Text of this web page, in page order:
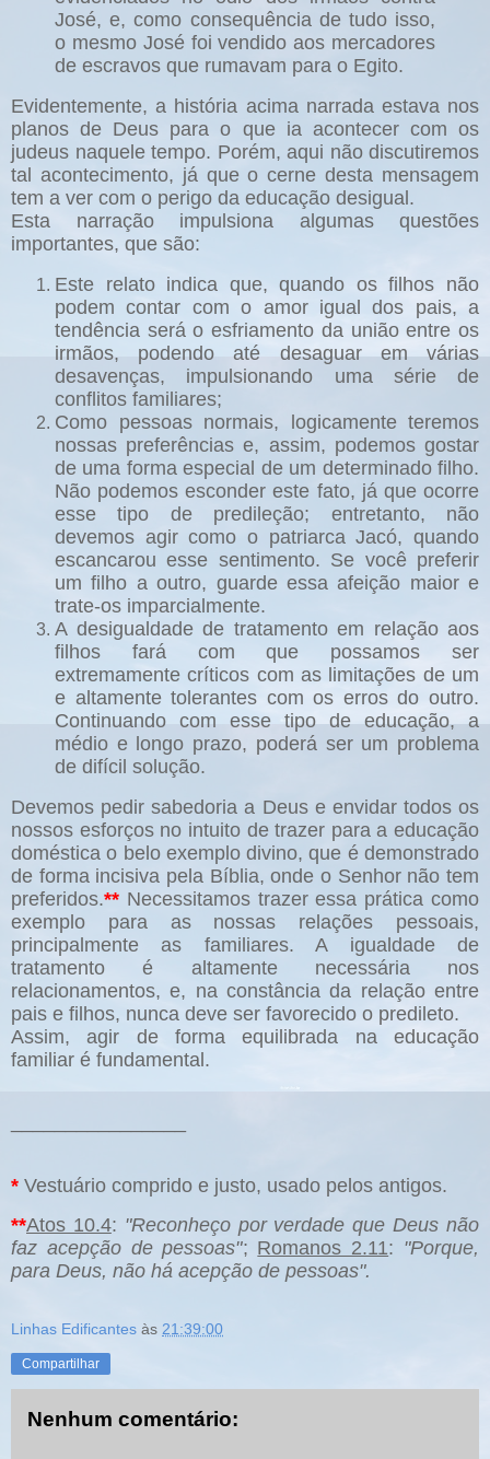
José, e, como consequência de tudo isso,
o mesmo José foi vendido aos mercadores
de escravos que rumavam para o Egito.
Evidentemente, a história acima narrada estava nos
planos de Deus para o que ia acontecer com os
judeus naquele tempo. Porém, aqui não discutiremos
tal acontecimento, já que o cerne desta mensagem
tem a ver com o perigo da educação desigual.
Esta narração impulsiona algumas questões
importantes, que são:
Este relato indica que, quando os filhos não
podem contar com o amor igual dos pais, a
tendência será o esfriamento da união entre os
irmãos, podendo até desaguar em várias
desavenças, impulsionando uma série de
conflitos familiares;
Como pessoas normais, logicamente teremos
nossas preferências e, assim, podemos gostar
de uma forma especial de um determinado filho.
Não podemos esconder este fato, já que ocorre
esse tipo de predileção; entretanto, não
devemos agir como o patriarca Jacó, quando
escancarou esse sentimento. Se você preferir
um filho a outro, guarde essa afeição maior e
trate-os imparcialmente.
A desigualdade de tratamento em relação aos
filhos fará com que possamos ser
extremamente críticos com as limitações de um
e altamente tolerantes com os erros do outro.
Continuando com esse tipo de educação, a
médio e longo prazo, poderá ser um problema
de difícil solução.
Devemos pedir sabedoria a Deus e envidar todos os
nossos esforços no intuito de trazer para a educação
doméstica o belo exemplo divino, que é demonstrado
de forma incisiva pela Bíblia, onde o Senhor não tem
preferidos.** Necessitamos trazer essa prática como
exemplo para as nossas relações pessoais,
principalmente as familiares. A igualdade de
tratamento é altamente necessária nos
relacionamentos, e, na constância da relação entre
pais e filhos, nunca deve ser favorecido o predileto.
Assim, agir de forma equilibrada na educação
familiar é fundamental.
* Vestuário comprido e justo, usado pelos antigos.
**Atos 10.4: "Reconheço por verdade que Deus não
faz acepção de pessoas"; Romanos 2.11: "Porque,
para Deus, não há acepção de pessoas".
Linhas Edificantes às 21:39:00
Compartilhar
Nenhum comentário: